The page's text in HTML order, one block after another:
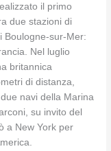
il primo
due stazioni di
Boulogne-sur-Mer:
Nel luglio
britannica
di distanza,
navi della Marina
su invito del
a New York per